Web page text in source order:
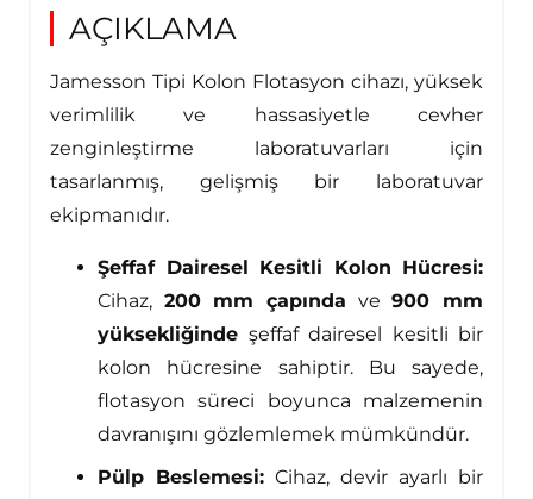
AÇIKLAMA
Jamesson Tipi Kolon Flotasyon cihazı, yüksek
verimlilik ve hassasiyetle cevher
zenginleştirme laboratuvarları için
tasarlanmış, gelişmiş bir laboratuvar
ekipmanıdır.
Şeffaf Dairesel Kesitli Kolon Hücresi:
Cihaz, 200 mm çapında ve900 mm
yüksekliğinde şeffaf dairesel kesitli bir
kolon hücresine sahiptir. Bu sayede,
flotasyon süreci boyunca malzemenin
davranışını gözlemlemek mümkündür.
Pülp Beslemesi: Cihaz, devir ayarlı bir